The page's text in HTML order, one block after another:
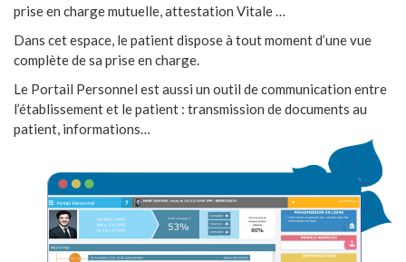
prise en charge mutuelle, attestation Vitale …
Dans cet espace, le patient dispose à tout moment d’une vue
complète de sa prise en charge.
Le Portail Personnel est aussi un outil de communication entre
l’établissement et le patient : transmission de documents au
patient, informations…